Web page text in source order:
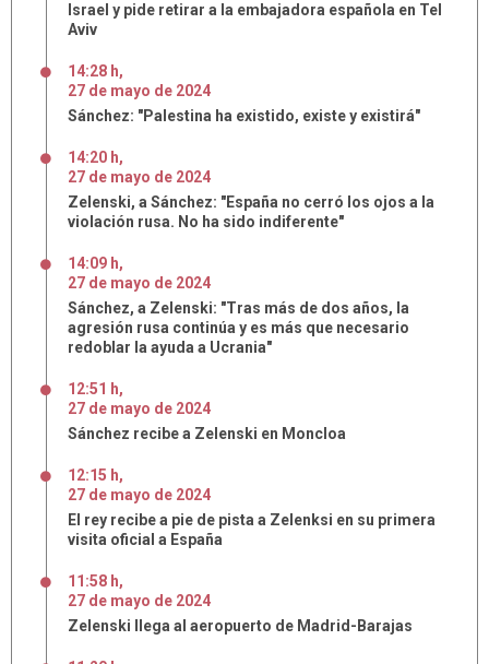
Israel y pide retirar a la embajadora española en Tel
Aviv
14:28 h,
27 de mayo de 2024
Sánchez: "Palestina ha existido, existe y existirá"
14:20 h,
27 de mayo de 2024
Zelenski, a Sánchez: "España no cerró los ojos a la
violación rusa. No ha sido indiferente"
14:09 h,
27 de mayo de 2024
Sánchez, a Zelenski: "Tras más de dos años, la
agresión rusa continúa y es más que necesario
redoblar la ayuda a Ucrania"
12:51 h,
27 de mayo de 2024
Sánchez recibe a Zelenski en Moncloa
12:15 h,
27 de mayo de 2024
El rey recibe a pie de pista a Zelenksi en su primera
visita oficial a España
11:58 h,
27 de mayo de 2024
Zelenski llega al aeropuerto de Madrid-Barajas